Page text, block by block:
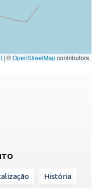
| ©OpenStreetMapcontributors
História